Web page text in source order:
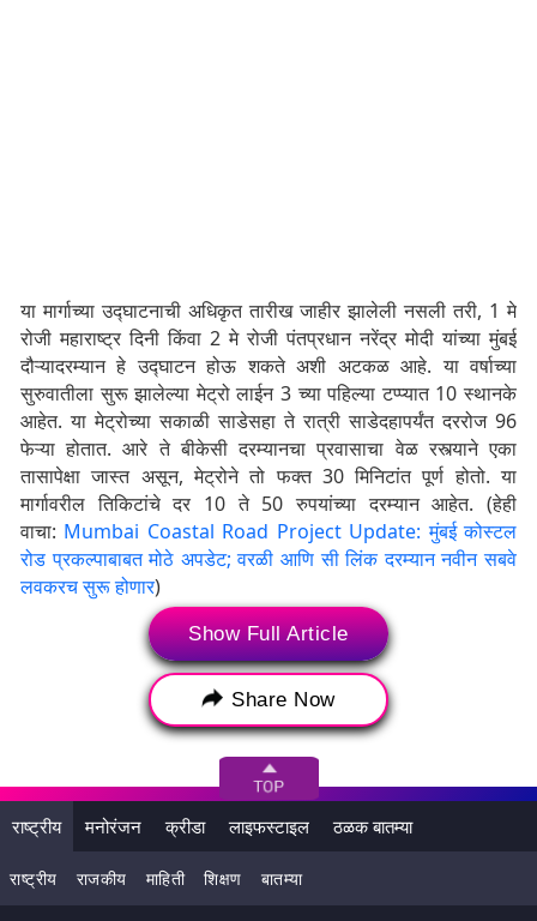
या मार्गाच्या उद्घाटनाची अधिकृत तारीख जाहीर झालेली नसली तरी, 1 मे
रोजी महाराष्ट्र दिनी किंवा 2 मे रोजी पंतप्रधान नरेंद्र मोदी यांच्या मुंबई
दौऱ्यादरम्यान हे उद्घाटन होऊ शकते अशी अटकळ आहे. या वर्षाच्या
सुरुवातीला सुरू झालेल्या मेट्रो लाईन 3 च्या पहिल्या टप्प्यात 10 स्थानके
आहेत. या मेट्रोच्या सकाळी साडेसहा ते रात्री साडेदहापर्यंत दररोज 96
फेऱ्या होतात. आरे ते बीकेसी दरम्यानचा प्रवासाचा वेळ रस्त्याने एका
तासापेक्षा जास्त असून, मेट्रोने तो फक्त 30 मिनिटांत पूर्ण होतो. या
मार्गावरील तिकिटांचे दर 10 ते 50 रुपयांच्या दरम्यान आहेत. (हेही
वाचा: Mumbai Coastal Road Project Update: मुंबई कोस्टल
रोड प्रकल्पाबाबत मोठे अपडेट; वरळी आणि सी लिंक दरम्यान नवीन सबवे
लवकरच सुरू होणार)
Mumbai Metro 3 Phase 2A:
Phase 2A of#Metro-3 set to go live soon, easing
commute for Mumbaikars. With 60 km currently
operational, Mumbai’s metro network will expand to
374 km across MMR. Nearly 1 crore Mumbaikar to
benefit once all corridors will be operational, said
@AshwiniBhide
at NDTV Marathi Manch
pic.twitter.com/Sar3HrOUMM
— MumbaiMetro3 (@MumbaiMetro3)
Show Full Article
Share Now
राष्ट्रीय मनोरंजन क्रीडा लाइफस्टाइल ठळक बातम्या
राष्ट्रीय राजकीय माहिती शिक्षण बातम्या